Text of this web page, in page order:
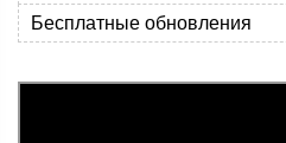
Бесплатные обновления